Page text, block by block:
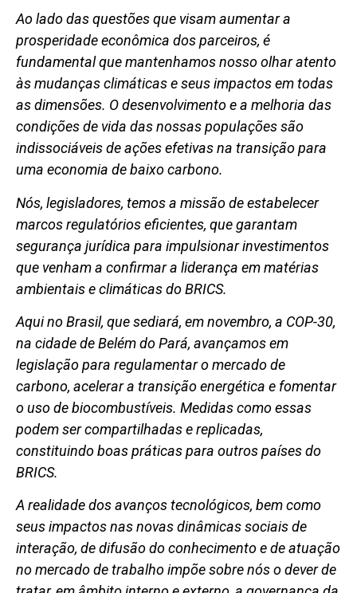
Ao lado das questões que visam aumentar a
prosperidade econômica dos parceiros, é
fundamental que mantenhamos nosso olhar atento
às mudanças climáticas e seus impactos em todas
as dimensões. O desenvolvimento e a melhoria das
condições de vida das nossas populações são
indissociáveis de ações efetivas na transição para
uma economia de baixo carbono.
Nós, legisladores, temos a missão de estabelecer
marcos regulatórios eficientes, que garantam
segurança jurídica para impulsionar investimentos
que venham a confirmar a liderança em matérias
ambientais e climáticas do BRICS.
Aqui no Brasil, que sediará, em novembro, a COP-30,
na cidade de Belém do Pará, avançamos em
legislação para regulamentar o mercado de
carbono, acelerar a transição energética e fomentar
o uso de biocombustíveis. Medidas como essas
podem ser compartilhadas e replicadas,
constituindo boas práticas para outros países do
BRICS.
A realidade dos avanços tecnológicos, bem como
seus impactos nas novas dinâmicas sociais de
interação, de difusão do conhecimento e de atuação
no mercado de trabalho impõe sobre nós o dever de